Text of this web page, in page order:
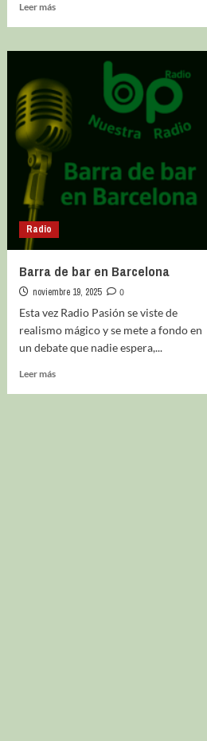
Leer más
Radio
Barra de bar en Barcelona
noviembre 19, 2025
0
Esta vez Radio Pasión se viste de
realismo mágico y se mete a fondo en
un debate que nadie espera,...
Leer más